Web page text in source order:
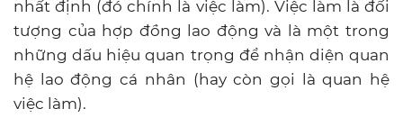
nhất định (đó chính là việc làm). Việc làm là đối
tượng của hợp đồng lao động và là một trong
những dấu hiệu quan trọng để nhận diện quan
hệ lao động cá nhân (hay còn gọi là quan hệ
việc làm).